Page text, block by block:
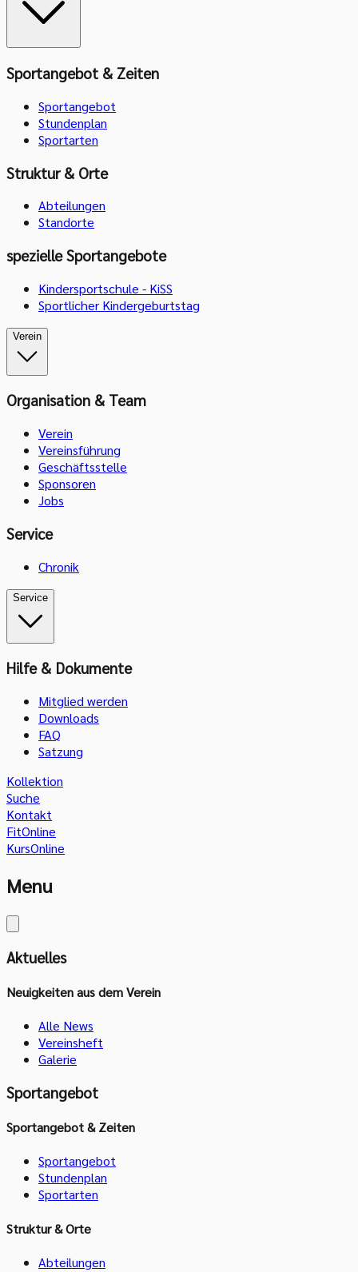
Sportangebot & Zeiten
Sportangebot
Stundenplan
Sportarten
Struktur & Orte
Abteilungen
Standorte
spezielle Sportangebote
Kindersportschule - KiSS
Sportlicher Kindergeburtstag
Verein
Organisation & Team
Verein
Vereinsführung
Geschäftsstelle
Sponsoren
Jobs
Service
Chronik
Service
Hilfe & Dokumente
Mitglied werden
Downloads
FAQ
Satzung
Kollektion
Suche
Kontakt
FitOnline
KursOnline
Menu
Aktuelles
Neuigkeiten aus dem Verein
Alle News
Vereinsheft
Galerie
Sportangebot
Sportangebot & Zeiten
Sportangebot
Stundenplan
Sportarten
Struktur & Orte
Abteilungen